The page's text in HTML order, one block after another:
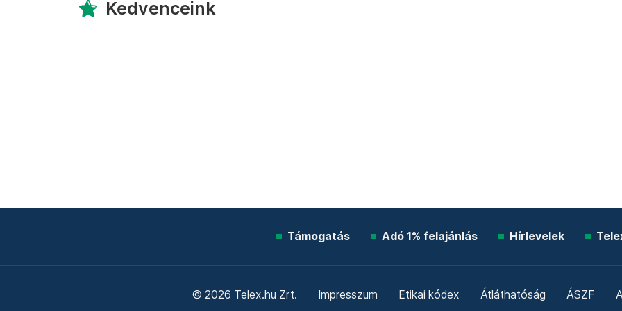
Kedvenceink
Támogatás Adó 1% felajánlás Hírlevelek
© 2026 Telex.hu Zrt. Impresszum Etikai kódex Átláthatóság ÁSZF